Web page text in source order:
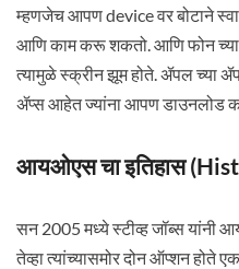
म्हणजेच आपण device वर बोटाने
आणि काम करू शकतो. आणि फोन
त्यामुळे स्क्रीन झूम होते. ॲपल च्या
ॲप्स आहेत ज्यांना आपण डाउनलोड
आयओएस चा इतिहास
सन 2005 मध्ये स्टीव्ह जॉब्स यांनी
तेव्हा त्यांच्यासमोर दोन ऑप्शन